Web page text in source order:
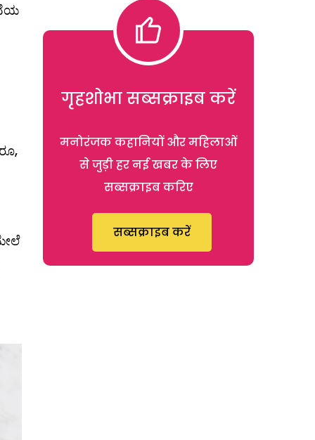
गृहशोभा सब्सक्राइब करें
मनोरंजक कहानियों और महिलाओं
से जुड़ी हर नई खबर के लिए
सब्सक्राइब करिए
सब्सक्राइब करें